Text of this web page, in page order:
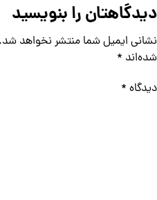
دیدگاهتان را بنویسید
نشانی ایمیل شما منتشر نخواهد شد.
شده‌اند *
دیدگاه *